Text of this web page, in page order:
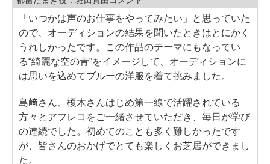
「いつかは声のお仕事をやってみたい」と思っていた
ので、オーディションの結果を聞いたときはとにかく
うれしかったです。この作品のテーマにもなってい
る“綺麗な空の青”をイメージして、オーディションに
は思いを込めてブルーの洋服を着て挑みました。
島﨑さん、榎木さんはじめ第一線で活躍されている
方々とアフレコをご一緒させていただき、毎日が学び
の連続でした。初めてのことも多く難しかったです
が、皆さんのおかげでとても楽しくお芝居ができまし
た。